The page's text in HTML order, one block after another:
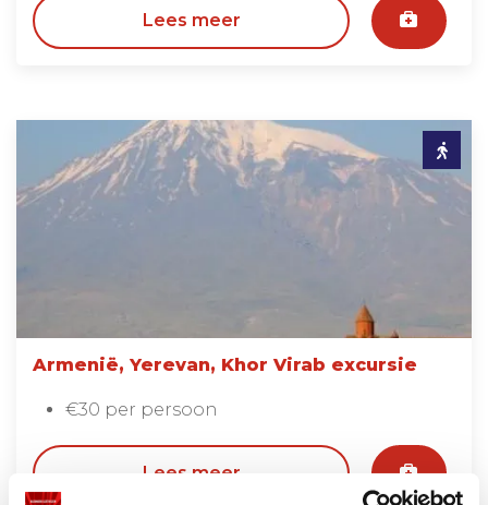
Lees meer
Armenië, Yerevan, Khor Virab excursie
€30 per persoon
Lees meer